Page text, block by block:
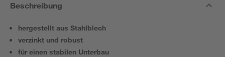
Beschreibung
hergestellt aus Stahlblech
verzinkt und robust
für einen stabilen Unterbau